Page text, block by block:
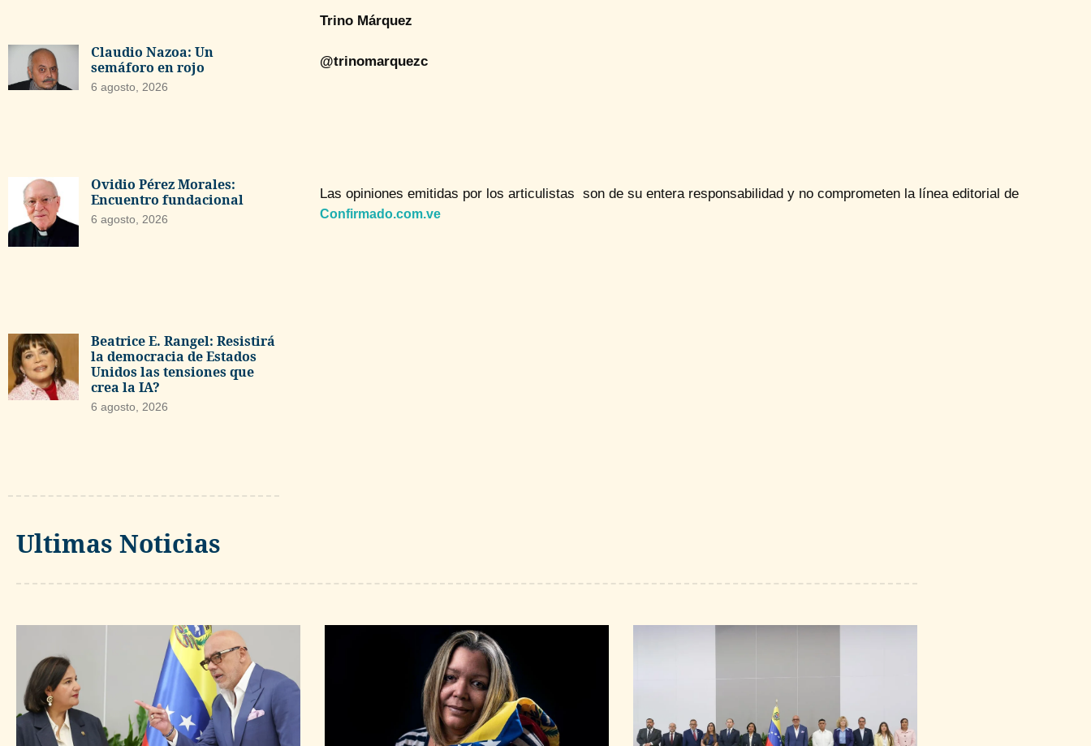
Claudio Nazoa: Un
semáforo en rojo
6 agosto, 2026
Ovidio Pérez Morales:
Encuentro fundacional
6 agosto, 2026
Beatrice E. Rangel: Resistirá
la democracia de Estados
Unidos las tensiones que
crea la IA?
6 agosto, 2026
Trino Márquez
@trinomarquezc
Las opiniones emitidas por los articulistas son de su entera responsabilidad y no comprometen la línea editorial de
Confirmado.com.ve
Ultimas Noticias